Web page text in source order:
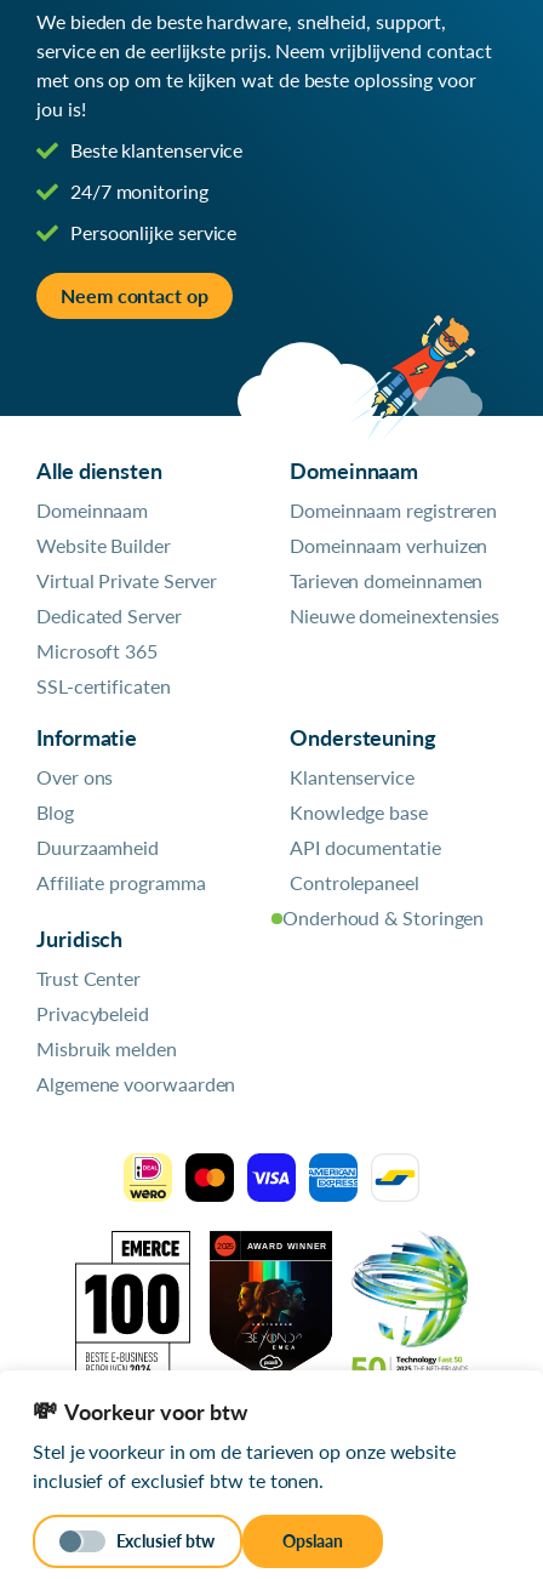
We bieden de beste hardware, snelheid, support,
service en de eerlijkste prijs. Neem vrijblijvend contact
met ons op om te kijken wat de beste oplossing voor
jou is!
Beste klantenservice
24/7 monitoring
Persoonlijke service
Neem contact op
Alle diensten
Domeinnaam
Website Builder
Virtual Private Server
Dedicated Server
Microsoft 365
SSL-certificaten
Domeinnaam
Domeinnaam registreren
Domeinnaam verhuizen
Tarieven domeinnamen
Nieuwe domeinextensies
Informatie
Over ons
Blog
Duurzaamheid
Affiliate programma
Juridisch
Trust Center
Privacybeleid
Misbruik melden
Algemene voorwaarden
Ondersteuning
Klantenservice
Knowledge base
API documentatie
Controlepaneel
Onderhoud & Storingen
Alle getoonde prijzen zijn exclusief btw
Stuur een bericht
Voorkeur voor btw
Stel je voorkeur in om de tarieven op onze website
inclusief of exclusief btw te tonen.
Exclusief btw Opslaan